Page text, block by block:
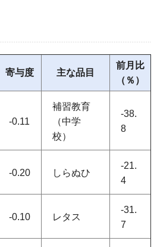
寄与度 主な品目
前月比
（％）
-0.11
補習教育
（中学
校）
-38.
8
-0.20 しらぬひ
-21.
4
-0.10 レタス
-31.
7